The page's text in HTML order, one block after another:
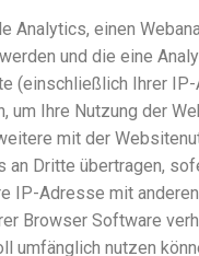
Analytics, einen
und die eine
(einschließlich Ihrer
um Ihre Nutzung der
mit der
an Dritte übertragen,
IP-Adresse mit
Browser Software
umfänglich nutzen